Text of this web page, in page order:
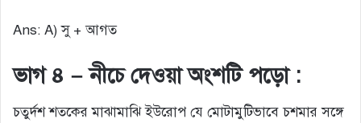
Ans: A) সু + আগত
ভাগ ৪ – নীচে দেওয়া অংশটি পড়ো :
চতুর্দশ শতকের মাঝামাঝি ইউরোপ যে মোটামুটিভাবে চশমার সঙ্গে